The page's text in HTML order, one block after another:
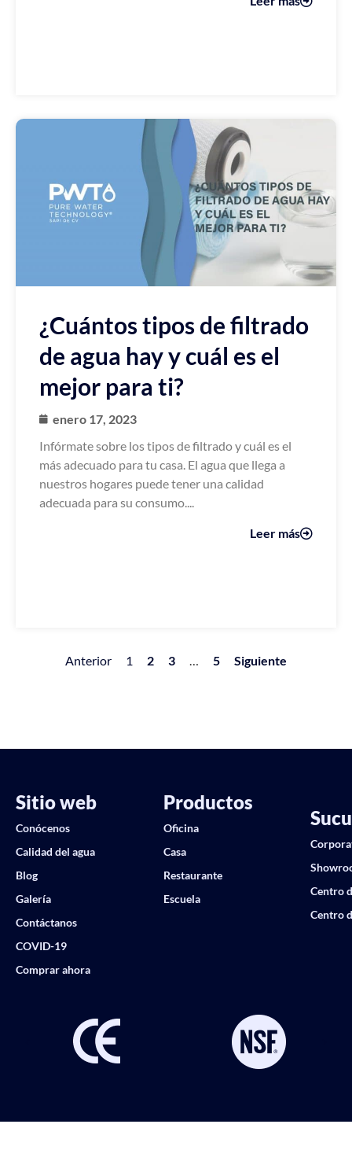
¿Cuántos tipos de filtrado
de agua hay y cuál es el
mejor para ti?
enero 17, 2023
Infórmate sobre los tipos de filtrado y cuál es el
más adecuado para tu casa. El agua que llega a
nuestros hogares puede tener una calidad
adecuada para su consumo....
Leer más
Anterior 1 2 3 5 Siguiente
Sitio web
Conócenos
Calidad del agua
Blog
Galería
Contáctanos
COVID-19
Comprar ahora
Productos
Oficina
Casa
Restaurante
Escuela
Centro
Centro